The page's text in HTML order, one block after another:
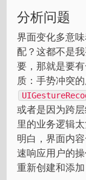
分析问题
界面变化多意
配？这都不是
要，那就是要
质：手势冲突
或者是因为跨
里的业务逻辑
明白，界面内
速响应用户的
重新创建和添